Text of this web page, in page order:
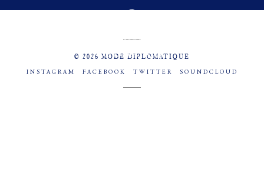
© 2026 MODE DIPLOMATIQUE
INSTAGRAM FACEBOOK TWITTER SOUNDCLOUD